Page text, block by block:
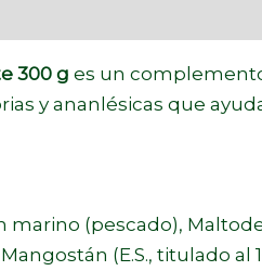
300 g es un
y ananlésicas que
(pescado),
(E.S., titulado al